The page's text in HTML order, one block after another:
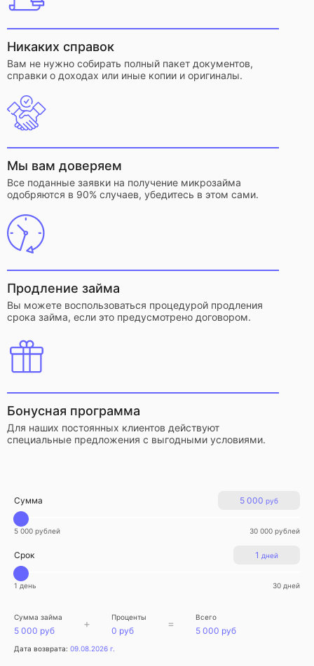
Никаких справок
Вам не нужно собирать полный пакет документов,
справки о доходах или иные копии и оригиналы.
Мы вам доверяем
Все поданные заявки на получение микрозайма
одобряются в 90% случаев, убедитесь в этом сами.
Продление займа
Вы можете воспользоваться процедурой продления
срока займа, если это предусмотрено договором.
Бонусная программа
Для наших постоянных клиентов действуют
специальные предложения с выгодными условиями.
5 000 руб
Сумма
5 000 рублей 30 000 рублей
1 дней
Срок
1 день 30 дней
Сумма займа
5 000 руб
+ Проценты
0 руб
= Всего
5 000 руб
Дата возврата: 09.08.2026 г.